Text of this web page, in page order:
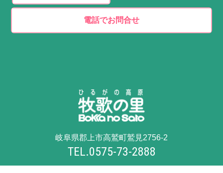
電話でお問合せ
岐阜県郡上市高鷲町鷲見2756-2
TEL.0575-73-2888